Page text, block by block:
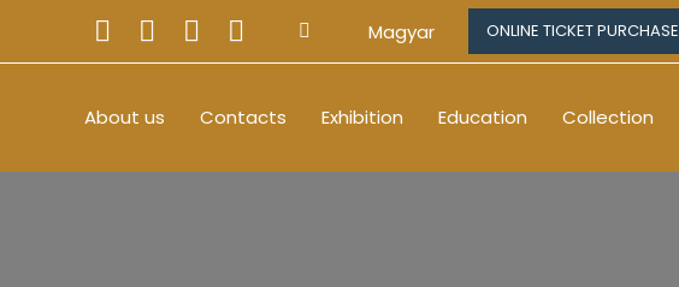
Magyar ONLINE TICKET PURCHASE
About us Contacts Exhibition Education Collection